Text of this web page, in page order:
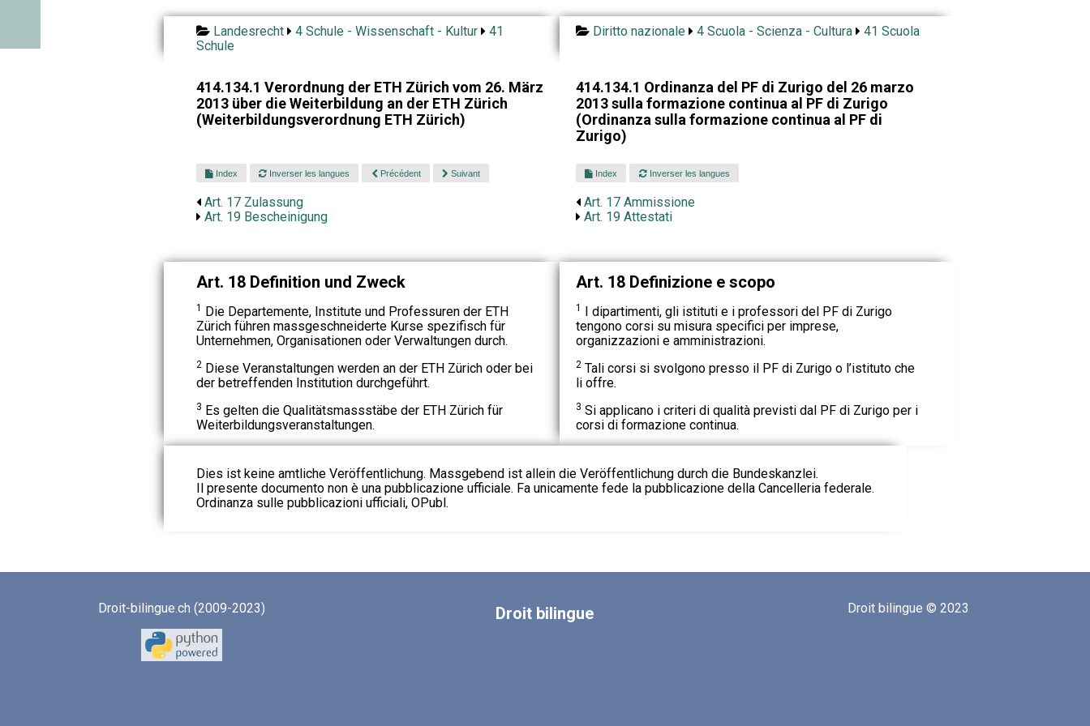
Landesrecht 4 Schule - Wissenschaft - Kultur
41
Schule
Diritto nazionale 4 Scuola - Scienza - Cultura 41 Scuola
414.134.1 Verordnung der ETH Zürich vom 26. März
2013 über die Weiterbildung an der ETH Zürich
(Weiterbildungsverordnung ETH Zürich)
414.134.1 Ordinanza del PF di Zurigo del 26 marzo
2013 sulla formazione continua al PF di Zurigo
(Ordinanza sulla formazione continua al PF di
Zurigo)
Index Inverser les langues Précédent Suivant
Art. 17 Zulassung
Art. 19 Bescheinigung
Index Inverser les langues
Art. 17 Ammissione
Art. 19 Attestati
Art. 18 Definition und Zweck
1 Die Departemente, Institute und Professuren der ETH
Zürich führen massgeschneiderte Kurse spezifisch für
Unternehmen, Organisationen oder Verwaltungen durch.
2Diese Veranstaltungen werden an der ETH Zürich oder bei
der betreffenden Institution durchgeführt.
3 Es gelten die Qualitätsmassstäbe der ETH Zürich für
Weiterbildungsveranstaltungen.
Art. 18 Definizione e scopo
1 I dipartimenti, gli istituti e i professori del PF di Zurigo
tengono corsi su misura specifici per imprese,
organizzazioni e amministrazioni.
2Tali corsi si svolgono presso il PF di Zurigo o l’istituto che
li offre.
3 Si applicano i criteri di qualità previsti dal PF di Zurigo per i
corsi di formazione continua.
Dies ist keine amtliche Veröffentlichung. Massgebend ist allein die Veröffentlichung durch die Bundeskanzlei.
Il presente documento non è una pubblicazione ufficiale. Fa unicamente fede la pubblicazione della Cancelleria federale.
Ordinanza sulle pubblicazioni ufficiali, OPubl.
Droit-bilingue.ch (2009-2023) Droit bilingue Droit bilingue © 2023